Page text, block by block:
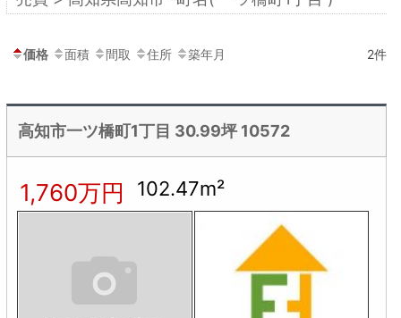
価格 面積 間取 住所 築年月 2件
高知市一ツ橋町1丁目 30.99坪 10572
1,760万円 102.47m²